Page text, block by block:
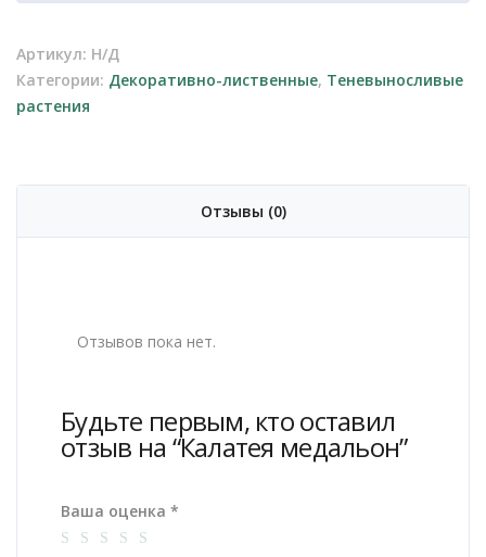
Артикул: Н/Д
Категории: Декоративно-лиственные, Теневыносливые
растения
Отзывы (0)
Отзывов пока нет.
Будьте первым, кто оставил
отзыв на “Калатея медальон”
Ваша оценка *